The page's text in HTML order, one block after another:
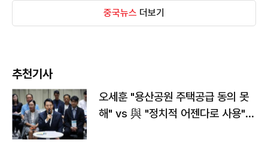
중국뉴스 더보기
추천기사
오세훈 "용산공원 주택공급 동의 못
해" vs 與 "정치적 어젠다로 사용"